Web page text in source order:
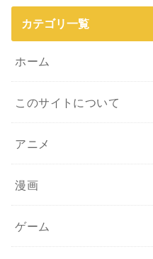
カテゴリ一覧
ホーム
このサイトについて
アニメ
漫画
ゲーム